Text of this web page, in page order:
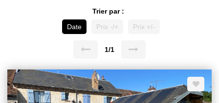
Trier par :
Date
Prix -/+ Prix +/-
1/1